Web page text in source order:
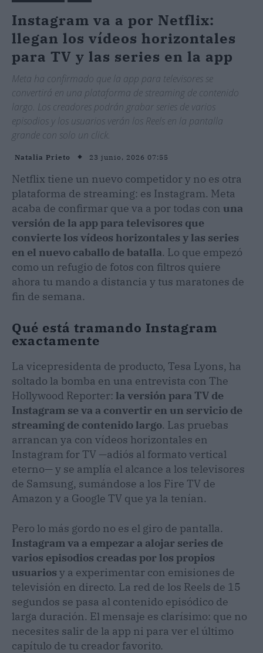
Instagram va a por Netflix:
llegan los vídeos horizontales
para TV y las series en la app
Meta ha confirmado que la app para televisores se
convertirá en una plataforma de streaming de contenido
largo. Los creadores podrán grabar series de varios
episodios y los usuarios verán los Reels en la pantalla
grande con solo un click.
Natalia Prieto 23 junio, 2026 07:55
Netflix tiene un nuevo competidor y no es otra
plataforma de streaming: es Instagram. Meta
acaba de confirmar que va a por todas con una
versión de la app para televisores que
convierte los vídeos horizontales y las series
en el nuevo caballo de batalla. Lo que empezó
como un refugio de fotos con filtros quiere
ahora tu mando a distancia y tus maratones de
fin de semana.
Qué está tramando Instagram
exactamente
La vicepresidenta de producto, Tesa Lyons, ha
soltado la bomba en una entrevista con The
Hollywood Reporter: la versión para TV de
Instagram se va a convertir en un servicio de
streaming de contenido largo. Las pruebas
arrancan ya con vídeos horizontales en
Instagram for TV —adiós al formato vertical
eterno— y se amplía el alcance a los televisores
de Samsung, sumándose a los Fire TV de
Amazon y a Google TV que ya la tenían.
Pero lo más gordo no es el giro de pantalla.
Instagram va a empezar a alojar series de
varios episodios creadas por los propios
usuarios y a experimentar con emisiones de
televisión en directo. La red de los Reels de 15
segundos se pasa al contenido episódico de
larga duración. El mensaje es clarísimo: que no
necesites salir de la app ni para ver el último
capítulo de tu creador favorito.